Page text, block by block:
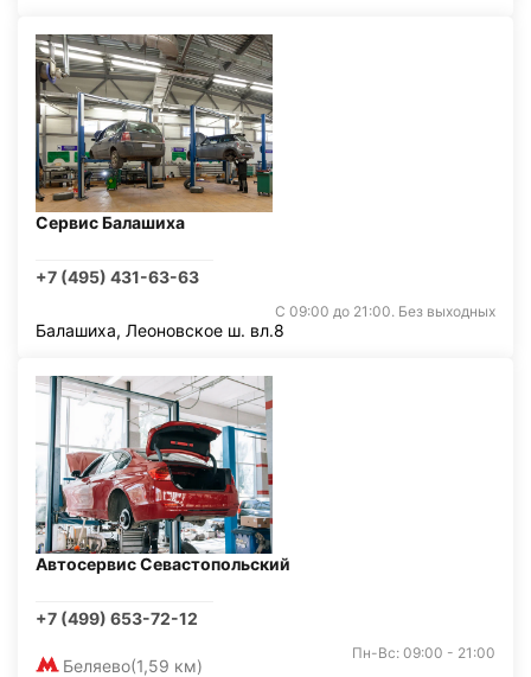
Сервис Балашиха
+7 (495) 431-63-63
С 09:00 до 21:00. Без выходных
Балашиха, Леоновское ш. вл.8
Автосервис Севастопольский
+7 (499) 653-72-12
Беляево(1,59 км)
Пн-Вс: 09:00 - 21:00